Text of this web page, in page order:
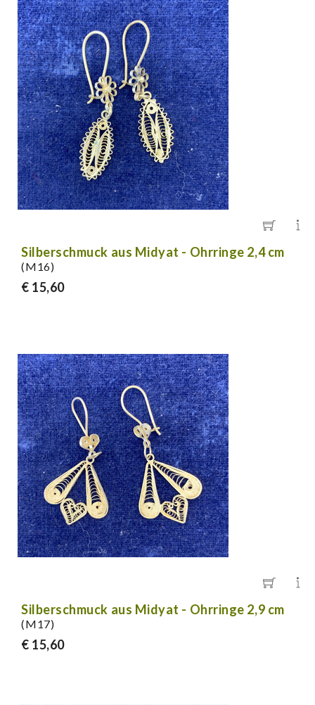
Silberschmuck aus Midyat - Ohrringe 2,4 cm
(M16)
€ 15,60
Silberschmuck aus Midyat - Ohrringe 2,9 cm
(M17)
€ 15,60